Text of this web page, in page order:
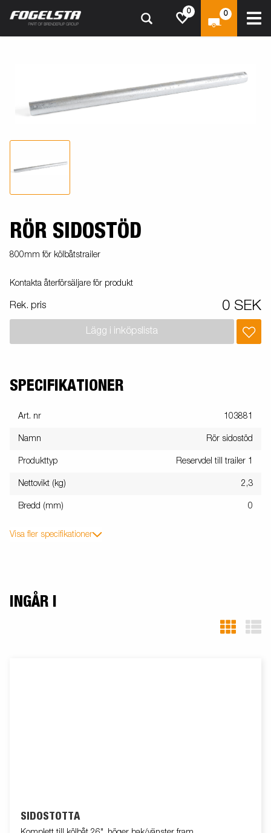
0 0
RÖR SIDOSTÖD
800mm för kölbåtstrailer
Kontakta återförsäljare för produkt
Rek. pris 0 SEK
Lägg i inköpslista
SPECIFIKATIONER
Art. nr 103881
Namn Rör sidostöd
Produkttyp Reservdel till trailer 1
Nettovikt (kg) 2,3
Bredd (mm) 0
Visa fler specifikationer
INGÅR I
SIDOSTÖTTA